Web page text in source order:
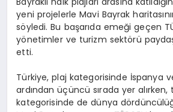
yeni projelerle Mavi Bayrak
söyledi. Bu başarıda emeği geçen
yönetimler ve turizm sektörü
etti.
Türkiye, plaj kategorisinde İspanya
ardından üçüncü sırada yer
kategorisinde de dünya